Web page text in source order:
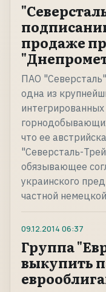
продаже
ПАО
одна из
что ее
"Северсталь-
обязывающее
украинского
частной
09.12.2014 06:37
Группа
выкупить